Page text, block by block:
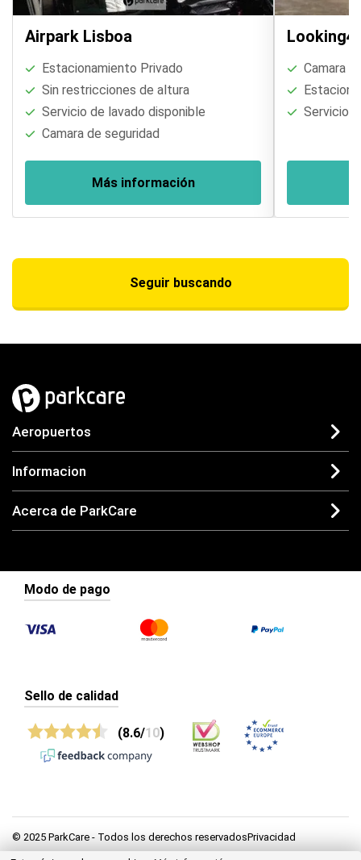
Airpark Lisboa
Estacionamiento Privado
Sin restricciones de altura
Servicio de lavado disponible
Camara de seguridad
Más información
Camara
Servicio
Seguir buscando
Aeropuertos
Informacion
Acerca de ParkCare
Modo de pago
Sello de calidad
(8.6/10)
© 2025 ParkCare - Todos los derechos reservadosPrivacidad